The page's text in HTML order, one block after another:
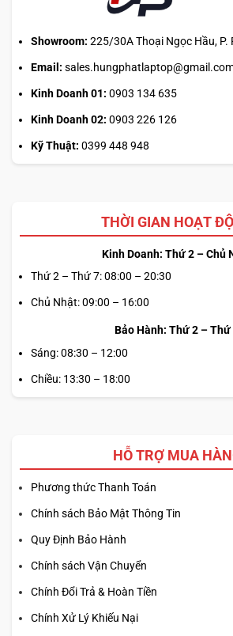
Bên cạnh đó,TouchPadrộng rãi và độ
thao tác điều hướng trở nên mượt
giữ lại, mang lại khả năng điều khiển
mà không cần rời tay khỏi bàn phím.
ĐỘ BỀN CHUẨN QUÂN ĐỘI
DỮ LIỆU
quân sự MIL-STDvới khả năng
rung lắc, nhiệt độ và độ ẩm khắc
dùng có thể yên tâm làm việc trong
trường, từ văn phòng hiện đại đến
Showroom: 225/30A Thoại Ngọc Hầu, P.
Email:
Kinh Doanh 01: 0903 134 635
Kinh Doanh 02: 0903 226 126
Kỹ Thuật: 0399 448 948
THỜI GIAN HOẠT
Kinh Doanh: Thứ 2 – Chủ
Thứ 2 – Thứ 7: 08:00 – 20:30
Chủ Nhật: 09:00 – 16:00
Bảo Hành: Thứ 2 – Thứ
Sáng: 08:30 – 12:00
Chiều: 13:30 – 18:00
HỖ TRỢ MUA
Phương thức Thanh Toán
Chính sách Bảo Mật Thông Tin
Quy Định Bảo Hành
Chính sách Vận Chuyển
Chính Đổi Trả & Hoàn Tiền
Chính Xử Lý Khiếu Nại